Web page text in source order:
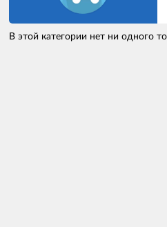
В этой категории нет ни одного